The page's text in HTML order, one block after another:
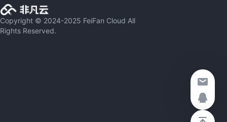
Copyright © 2024-2025 FeiFan Cloud All
Rights Reserved.